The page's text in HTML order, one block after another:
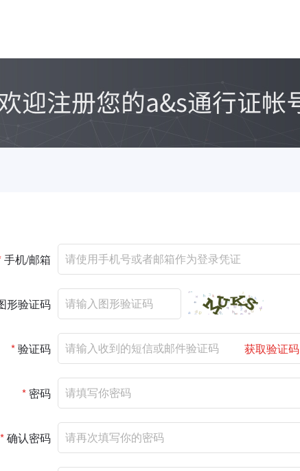
手机/邮箱
形验证码
*验证码 获取验证码
* 密码
*确认密码